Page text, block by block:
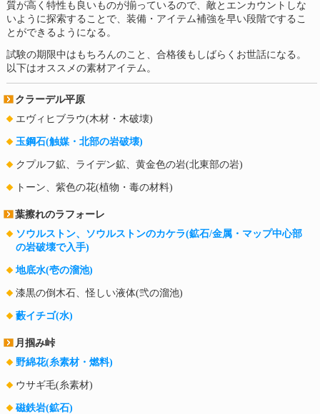
質が高く特性も良いものが揃っているので、敵とエンカウントしな
いように探索することで、装備・アイテム補強を早い段階でするこ
とができるようになる。
試験の期限中はもちろんのこと、合格後もしばらくお世話になる。
以下はオススメの素材アイテム。
クラーデル平原
エヴィヒブラウ(木材・木破壊)
玉鋼石(触媒・北部の岩破壊)
クプルフ鉱、ライデン鉱、黄金色の岩(北東部の岩)
トーン、紫色の花(植物・毒の材料)
葉擦れのラフォーレ
ソウルストン、ソウルストンのカケラ(鉱石/金属・マップ中心部
の岩破壊で入手)
地底水(壱の溜池)
漆黒の倒木石、怪しい液体(弐の溜池)
藪イチゴ(水)
月掴み峠
野綿花(糸素材・燃料)
ウサギ毛(糸素材)
磁鉄岩(鉱石)